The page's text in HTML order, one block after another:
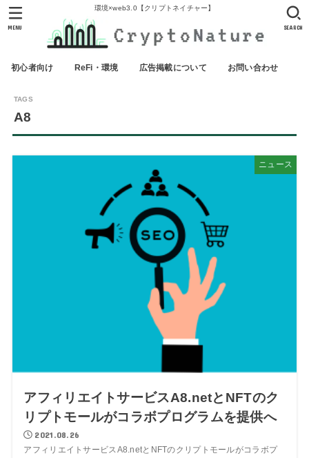
環境×web3.0【クリプトネイチャー】
初心者向け ReFi・環境 広告掲載について お問い合わせ
SEARCH
MENU
A8
ニュース
アフィリエイトサービスA8.netとNFTのク
リプトモールがコラボプログラムを提供へ
2021.08.26
アフィリエイトサービスA8.netとNFTのクリプトモールがコラボプ